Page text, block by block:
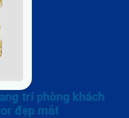
trí phòng khách
đẹp mắt